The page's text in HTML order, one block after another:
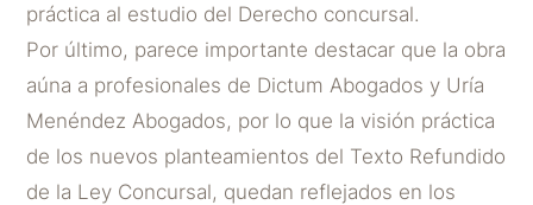
práctica al estudio del Derecho concursal.
Por último, parece importante destacar que la obra
aúna a profesionales de Dictum Abogados y Uría
Menéndez Abogados, por lo que la visión práctica
de los nuevos planteamientos del Texto Refundido
de la Ley Concursal, quedan reflejados en los